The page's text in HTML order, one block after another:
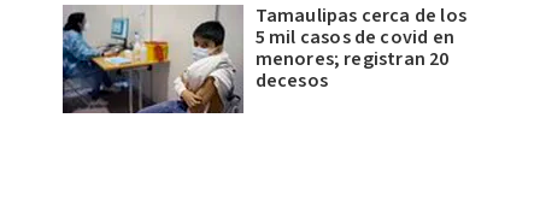
Tamaulipas cerca de los
5 mil casos de covid en
menores; registran 20
decesos